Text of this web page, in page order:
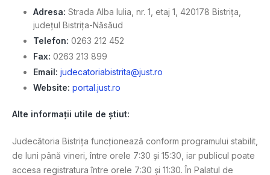
Adresa: Strada Alba Iulia, nr. 1, etaj 1, 420178 Bistrița,
județul Bistrița-Năsăud
Telefon: 0263 212 452
Fax: 0263 213 899
Email: judecatoriabistrita@just.ro
Website: portal.just.ro
Alte informații utile de știut:
Judecătoria Bistrița funcționează conform programului stabilit,
de luni până vineri, între orele 7:30 și 15:30, iar publicul poate
accesa registratura între orele 7:30 și 11:30. În Palatul de